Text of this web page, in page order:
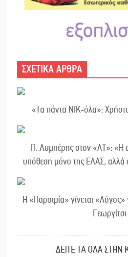
ΣΧΕΤΙΚΑ ΑΡΘΡΑ
«Τα πάντα ΝΙΚ-όλα»:
Π. Λυμπέρης στον «ΛΤ»: «Η
υπόθεση μόνο της ΕΛΑΣ, αλλά
Η «Παροιμία» γίνεται
Γεωργίτσι
ΔΕΙΤΕ ΤΑ ΟΛΑ ΣΤΗΝ